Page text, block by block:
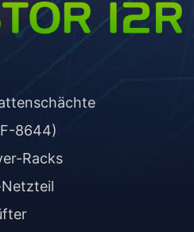
8644)
Racks